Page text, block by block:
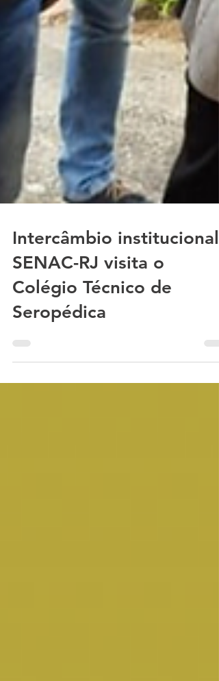
Intercâmbio institucional:
SENAC-RJ visita o
Colégio Técnico de